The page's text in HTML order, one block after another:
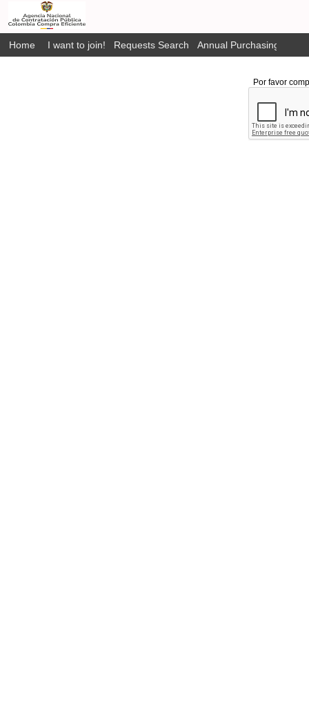
Home I want to join! Requests Search Annual Purchasing Plan
Por favor